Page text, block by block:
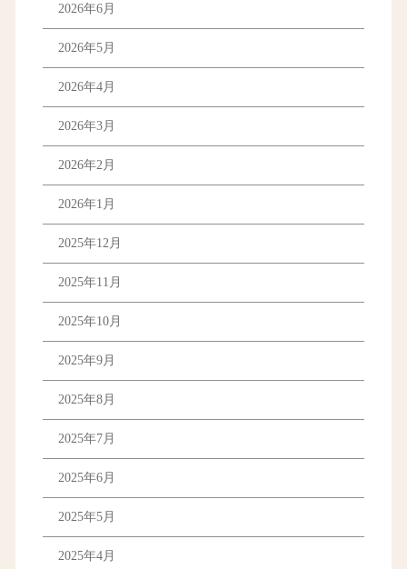
2026年6月
2026年5月
2026年4月
2026年3月
2026年2月
2026年1月
2025年12月
2025年11月
2025年10月
2025年9月
2025年8月
2025年7月
2025年6月
2025年5月
2025年4月